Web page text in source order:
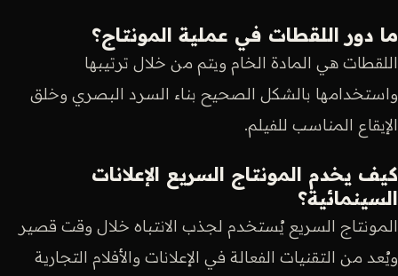
ما دور اللقطات في عملية المونتاج؟
اللقطات هي المادة الخام ويتم من خلال ترتيبها
واستخدامها بالشكل الصحيح بناء السرد البصري وخلق
الإيقاع المناسب للفيلم.
كيف يخدم المونتاج السريع الإعلانات
السينمائية؟
المونتاج السريع يُستخدم لجذب الانتباه خلال وقت قصير
ويُعد من التقنيات الفعالة في الإعلانات والأفلام التجارية